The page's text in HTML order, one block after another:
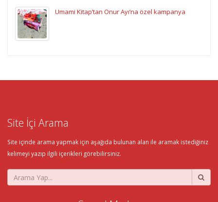
Umami Kitap’tan Onur Ayı’na özel kampanya
Site İçi Arama
Site içinde arama yapmak için aşağıda bulunan alan ile aramak istediğiniz
kelimeyi yazıp ilgili içerikleri görebilirsiniz.